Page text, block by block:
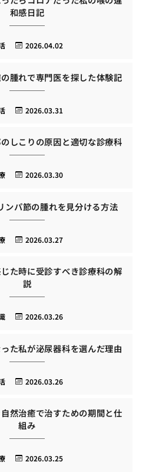
和感日記
2026.04.02
腫れで専門医を探した体験記
2026.03.31
しこりの原因と適切な診療科
2026.03.30
ンパ節の腫れを見分ける方法
2026.03.27
た時に受診すべき診療科の解
説
2026.03.26
た私が泌尿器科を選んだ理由
2026.03.26
然治癒で治すための期間と仕
組み
2026.03.25